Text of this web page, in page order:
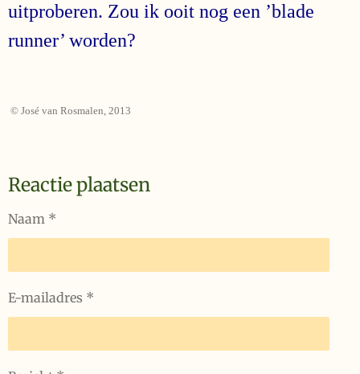
uitproberen. Zou ik ooit nog een ’blade
runner’ worden?
© José van Rosmalen, 2013
Reactie plaatsen
Naam *
E-mailadres *